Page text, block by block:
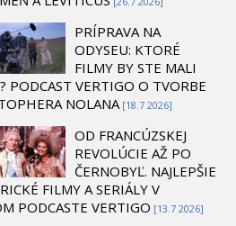
PRÍPRAVA NA
ODYSEU: KTORÉ
FILMY BY STE MALI
PODCAST VERTIGO O TVORBE
NOLANA [18.7 2026]
OD FRANCÚZSKEJ
REVOLÚCIE AŽ PO
ČERNOBYĽ. NAJLEPŠIE
FILMY A SERIÁLY V
PODCASTE VERTIGO [13.7 2026]